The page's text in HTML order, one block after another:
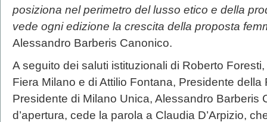
posiziona nel perimetro del lusso etico e della
vede ogni edizione la crescita della proposta
Alessandro Barberis Canonico.
A seguito dei saluti istituzionali di Roberto
Fiera Milano e di Attilio Fontana, Presidente
Presidente di Milano Unica, Alessandro Barberis
d’apertura, cede la parola a Claudia D’Arpizio,